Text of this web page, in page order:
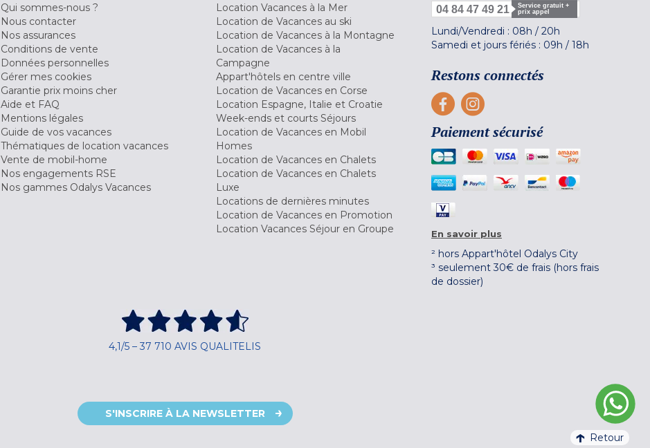
Qui sommes-nous ?
Nous contacter
Nos assurances
Conditions de vente
Données personnelles
Gérer mes cookies
Garantie prix moins cher
Aide et FAQ
Mentions légales
Guide de vos vacances
Thématiques de location vacances
Vente de mobil-home
Nos engagements RSE
Nos gammes Odalys Vacances
Location Vacances à la Mer
Location de Vacances au ski
Location de Vacances à la Montagne
Location de Vacances à la
Campagne
Appart'hôtels en centre ville
Location de Vacances en Corse
Location Espagne, Italie et Croatie
Week-ends et courts Séjours
Location de Vacances en Mobil
Homes
Location de Vacances en Chalets
Location de Vacances en Chalets
Luxe
Locations de dernières minutes
Location de Vacances en Promotion
Location Vacances Séjour en Groupe
04 84 47 49 21
Service gratuit +
prix appel
Lundi/Vendredi : 08h / 20h
Samedi et jours fériés : 09h / 18h
Restons connectés
Paiement sécurisé
En savoir plus
² hors Appart'hôtel Odalys City
³ seulement 30€ de frais (hors frais
de dossier)
4,1/5 – 37 710 AVIS QUALITELIS
S'INSCRIRE À LA NEWSLETTER
Retour